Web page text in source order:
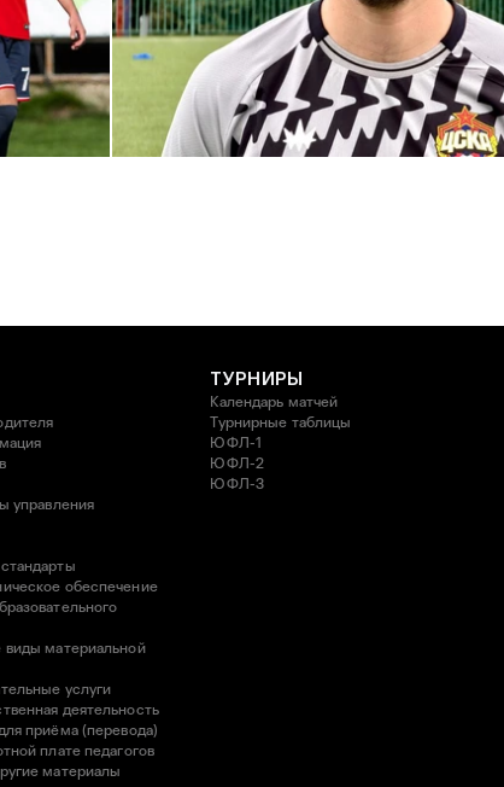
С возвращением в родной клуб, Антон
27 ИЮЛЯ 2026 14:40
управления
обеспечение
материальной
услуги
деятельность
приёма (перевода)
плате педагогов
материалы
ТУРНИРЫ
Календарь матчей
Турнирные таблицы
ЮФЛ-1
ЮФЛ-2
ЮФЛ-3